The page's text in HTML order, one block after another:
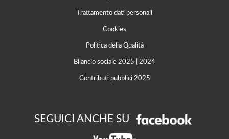
Trattamento dati personali
Cookies
Politica della Qualità
Bilancio sociale 2025 2024
Contributi pubblici 2025
SEGUICI ANCHE SU